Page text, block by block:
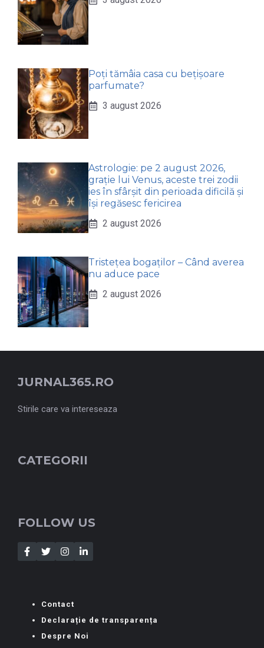
Poți tămâia casa cu bețișoare
parfumate?
3 august 2026
Astrologie: pe 2 august 2026,
grație lui Venus, aceste trei zodii
ies în sfârșit din perioada dificilă și
își regăsesc fericirea
2 august 2026
Tristețea bogaților – Când averea
nu aduce pace
2 august 2026
JURNAL365.RO
Stirile care va intereseaza
CATEGORII
FOLLOW US
Contact
Declarație de transparența
Despre Noi